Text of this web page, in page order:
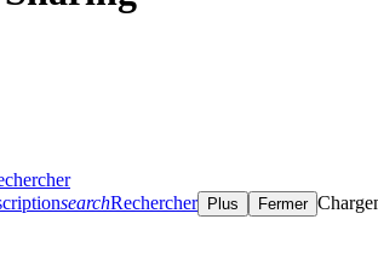
searchRechercher Plus Fermer